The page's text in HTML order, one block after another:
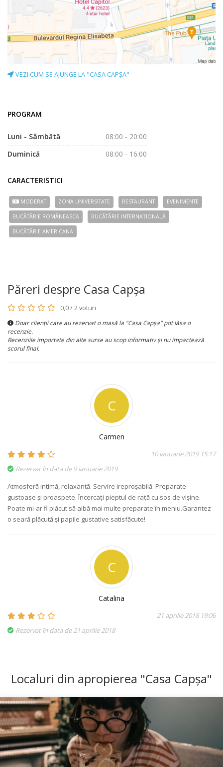
VEZI CUM SE AJUNGE LA "CASA CAPȘA"
PROGRAM
Luni - Sâmbătă
08:00 - 20:00
Duminică
08:00 - 16:00
CARACTERISTICI
MODERAT ZONA UNIVERSITATE RESTAURANT EVENIMENTE
BUCÃTÃRIE ROMÂNEASCĂ BUCÃTÃRIE INTERNAȚIONALĂ
BUCÃTÃRIE AMERICANĂ
Păreri despre Casa Capșa
0,0 / 2 voturi
Doar clienții care au rezervat o masă la "Casa Capșa" pot lăsa o
recenzie.
Recenziile importate din alte surse au scop informativ și nu impactează
scorul final.
C
Carmen
10 ianuarie 2019 15:17
Rezervat în data de 9 ianuarie 2019
Atmosferă intimă, relaxantă. Servire ireproșabilă. Preparate
gustoase și proaspete. Încercați pieptul de rață cu sos de vișine.
Poate mi-ar fi plăcut să aibă mai multe preparate în meniu.Garantez
o seară plăcută și papile gustative satisfăcute!
C
Catalina
21 aprilie 2018 19:06
Rezervat în data de 21 aprilie 2018
Localuri din apropierea "Casa Capșa"